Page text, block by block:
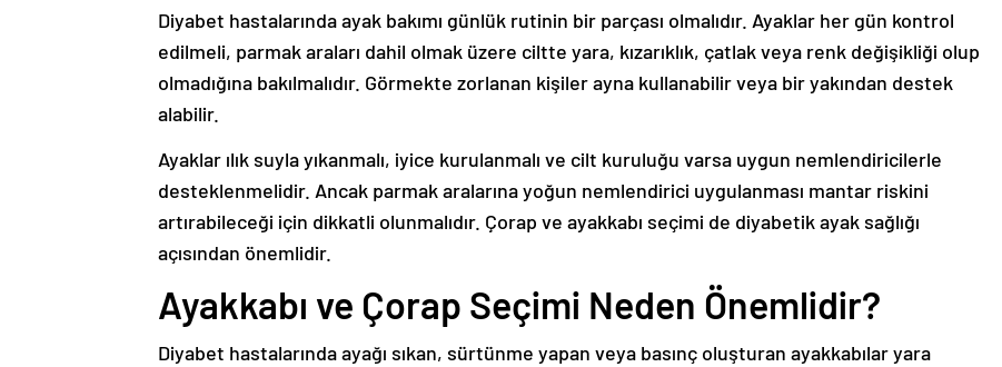
Diyabet hastalarında ayak bakımı günlük rutinin bir parçası olmalıdır. Ayaklar her gün kontrol
edilmeli, parmak araları dahil olmak üzere ciltte yara, kızarıklık, çatlak veya renk değişikliği olup
olmadığına bakılmalıdır. Görmekte zorlanan kişiler ayna kullanabilir veya bir yakından destek
alabilir.
Ayaklar ılık suyla yıkanmalı, iyice kurulanmalı ve cilt kuruluğu varsa uygun nemlendiricilerle
desteklenmelidir. Ancak parmak aralarına yoğun nemlendirici uygulanması mantar riskini
artırabileceği için dikkatli olunmalıdır. Çorap ve ayakkabı seçimi de diyabetik ayak sağlığı
açısından önemlidir.
Ayakkabı ve Çorap Seçimi Neden Önemlidir?
Diyabet hastalarında ayağı sıkan, sürtünme yapan veya basınç oluşturan ayakkabılar yara